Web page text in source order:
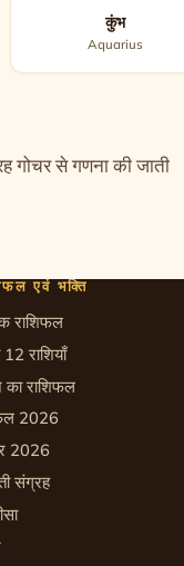
कुंभ
Aquarius
गोचर से गणना की जाती
एवं भक्ति
राशिफल
राशियाँ
राशिफल
2026
2026
संग्रह